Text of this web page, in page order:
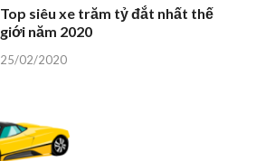
Top siêu xe trăm tỷ đắt nhất thế
giới năm 2020
25/02/2020